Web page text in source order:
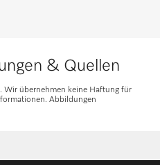
& Quellen
Wir übernehmen keine Haftung für
Abbildungen